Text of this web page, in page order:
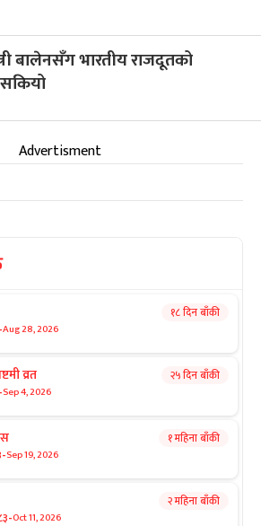
बालेनसँग भारतीय राजदूतको
सकियो
Advertisment
-Aug 28, 2026
१८ दिन बाँकी
व्रत
-Sep 4, 2026
२५ दिन बाँकी
-Sep 19, 2026
१ महिना बाँकी
-Oct 11, 2026
२ महिना बाँकी